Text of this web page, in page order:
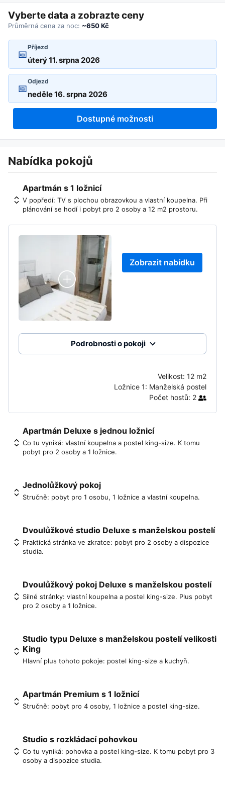
Vyberte data a zobrazte ceny
Průměrná cena za noc: ~650 Kč
📅
Příjezd
📅
Odjezd
Dostupné možnosti
Nabídka pokojů
Apartmán s 1 ložnicí
V popředí: TV s plochou obrazovkou a vlastní koupelna. Při
plánování se hodí i pobyt pro 2 osoby a 12 m2 prostoru.
Zobrazit nabídku
Podrobnosti o pokoji
Velikost: 12 m2
Ložnice 1: Manželská postel
Počet hostů: 2
Apartmán Deluxe s jednou ložnicí
Co tu vyniká: vlastní koupelna a postel king-size. K tomu
pobyt pro 2 osoby a 1 ložnice.
Jednolůžkový pokoj
Stručně: pobyt pro 1 osobu, 1 ložnice a vlastní koupelna.
Dvoulůžkové studio Deluxe s manželskou postelí
Praktická stránka ve zkratce: pobyt pro 2 osoby a dispozice
studia.
Dvoulůžkový pokoj Deluxe s manželskou postelí
Silné stránky: vlastní koupelna a postel king-size. Plus pobyt
pro 2 osoby a 1 ložnice.
Studio typu Deluxe s manželskou postelí velikosti
King
Hlavní plus tohoto pokoje: postel king-size a kuchyň.
Apartmán Premium s 1 ložnicí
Stručně: pobyt pro 4 osoby, 1 ložnice a postel king-size.
Studio s rozkládací pohovkou
Co tu vyniká: pohovka a postel king-size. K tomu pobyt pro 3
osoby a dispozice studia.